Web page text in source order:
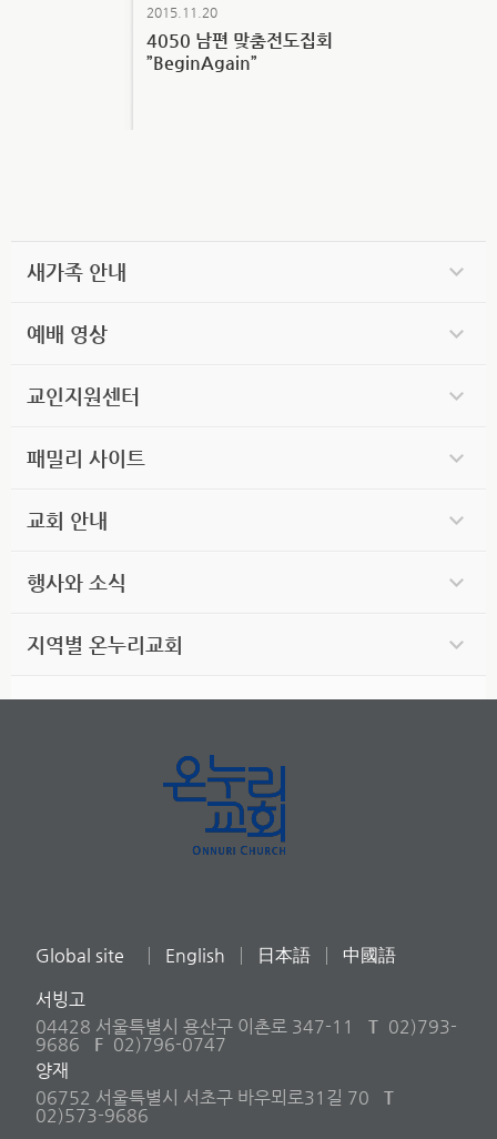
2015.11.20
4050 남편 맞춤전도집회
”BeginAgain”
새가족 안내
예배 영상
교인지원센터
패밀리 사이트
교회 안내
행사와 소식
지역별 온누리교회
Global site English 日本語 中國語
서빙고
04428 서울특별시 용산구 이촌로 347-11
T 02)793-
9686
F 02)796-0747
양재
06752 서울특별시 서초구 바우뫼로31길 70
T
02)573-9686